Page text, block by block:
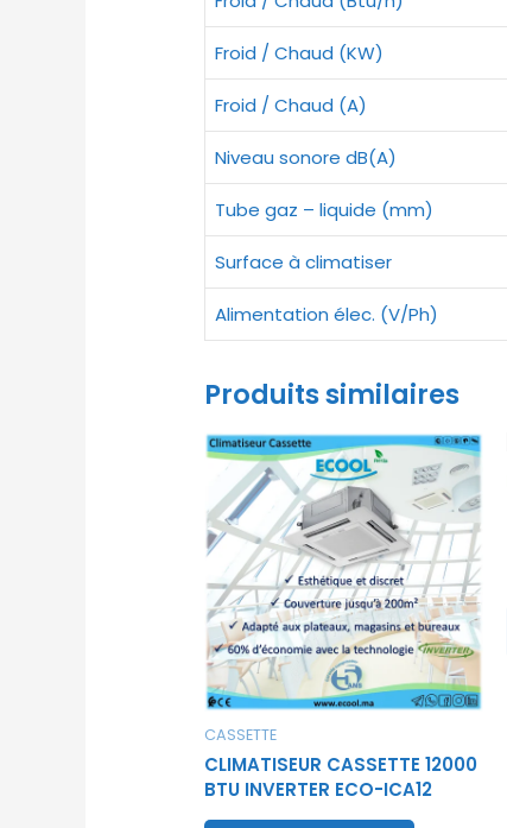
Froid / Chaud (KW)
Froid / Chaud (A)
Niveau sonore dB(A)
Tube gaz – liquide (mm)
Surface à climatiser
Alimentation élec. (V/Ph)
Produits similaires
CASSETTE
CLIMATISEUR CASSETTE 12000
BTU INVERTER ECO-ICA12